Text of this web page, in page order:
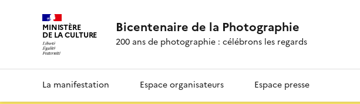
MINISTÈRE
DE LA CULTURE Bicentenaire de la Photographie
200 ans de photographie : célébrons les regards
La manifestation Espace organisateurs Espace presse